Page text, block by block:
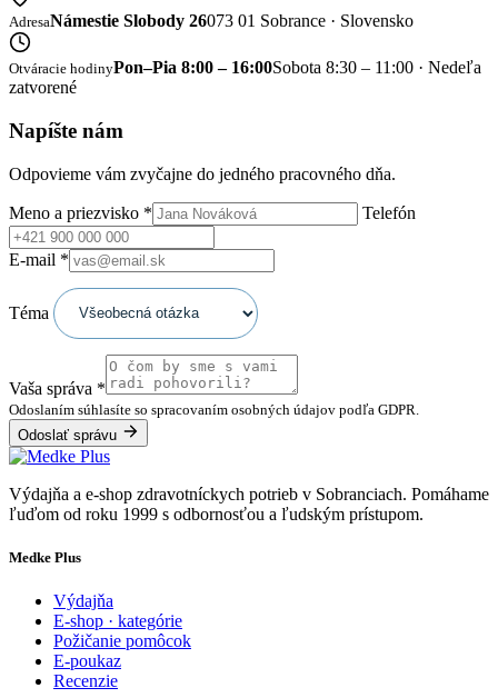
AdresaNámestie Slobody 26073 01 Sobrance · Slovensko
Otváracie hodinyPon–Pia 8:00 – 16:00Sobota 8:30 – 11:00 · Nedeľa
zatvorené
Napíšte nám
Odpovieme vám zvyčajne do jedného pracovného dňa.
Meno a priezvisko * Telefón
E-mail *
Téma
Vaša správa *
Odoslaním súhlasíte so spracovaním osobných údajov podľa GDPR.
Odoslať správu
Výdajňa a e-shop zdravotníckych potrieb v Sobranciach. Pomáhame
ľuďom od roku 1999 s odbornosťou a ľudským prístupom.
Medke Plus
Výdajňa
E-shop · kategórie
Požičanie pomôcok
E-poukaz
Recenzie